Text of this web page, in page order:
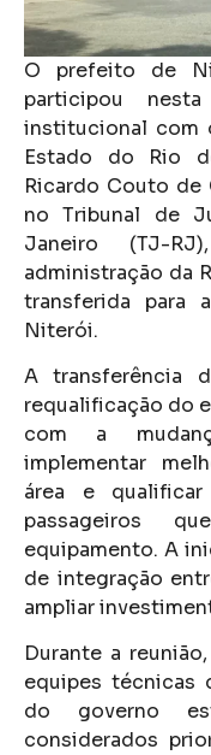
O prefeito de
participou
institucional com
Estado do Rio
Ricardo Couto de
no Tribunal de
Janeiro (TJ-
administração da
transferida para
Niterói.
A transferência
requalificação do
com a
implementar
área e
passageiros
equipamento. A
de integração
ampliar
Durante a
equipes técnicas
do governo
considerados